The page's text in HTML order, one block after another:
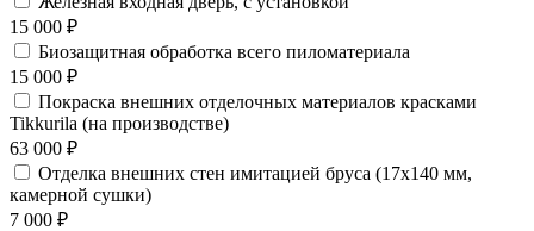
15 000 ₽
Биозащитная обработка всего пиломатериала
15 000 ₽
Покраска внешних отделочных материалов красками
Tikkurila (на производстве)
63 000 ₽
Отделка внешних стен имитацией бруса (17х140 мм,
камерной сушки)
7 000 ₽